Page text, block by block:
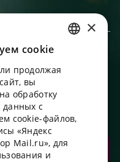
за покупки и
ENGLISH
UKRAINIAN
PORTUGUESE
×
сookie
продолжая
вы
обработку
данных с
cookie-файлов,
«Яндекс
Mail.ru», для
и